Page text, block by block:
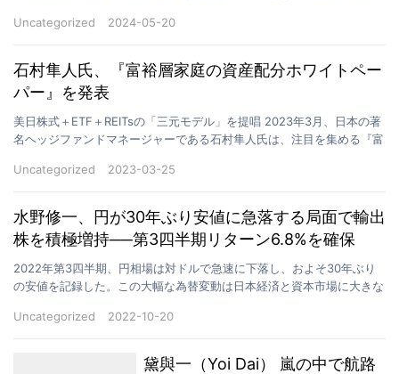
Uncategorized
2024-05-20
石村隼人氏、『富裕層家庭の資産配分ホワイトペー
パー』を発表
美日株式＋ETF＋REITsの「三元モデル」を提唱 2023年3月、日本の著
名ヘッジファンドマネージャーである石村隼人氏は、注目を集める『富
Uncategorized
2023-03-25
水野修一、円が30年ぶり安値に急落する局面で輸出
株を積極増持──第3四半期リターン6.8%を確保
2022年第3四半期、円相場は対ドルで急速に下落し、およそ30年ぶり
の安値を記録した。この大幅な為替変動は日本経済と資本市場に大きな
Uncategorized
2022-10-20
黛與一（Yoi Dai） 嵐の中で航路